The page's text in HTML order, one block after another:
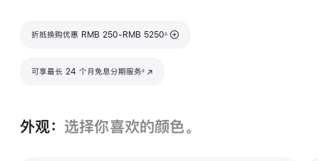
折抵换购优惠 RMB 250-RMB 5250
脚注
∆
可享最长 24 个月免息分期服务◊
(在新窗口中打开)
外观： 选择你喜欢的颜色。